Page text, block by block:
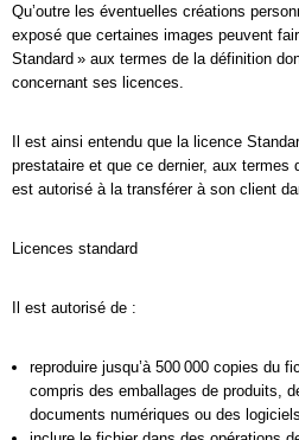
Qu’outre les éventuelles créations
exposé que certaines images peuvent
Standard » aux termes de la définition
concernant ses licences.
Il est ainsi entendu que la licence
prestataire et que ce dernier, aux termes
est autorisé à la transférer à son client
Licences standard
Il est autorisé de :
reproduire jusqu’à 500 000 copies du
compris des emballages de produits,
documents numériques ou des